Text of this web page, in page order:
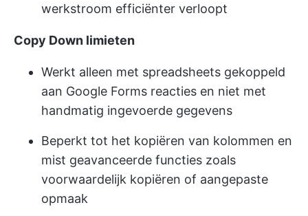
werkstroom efficiënter verloopt
Copy Down limieten
Werkt alleen met spreadsheets gekoppeld
aan Google Forms reacties en niet met
handmatig ingevoerde gegevens
Beperkt tot het kopiëren van kolommen en
mist geavanceerde functies zoals
voorwaardelijk kopiëren of aangepaste
opmaak